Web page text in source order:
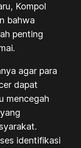
Kompol
bahwa
penting
agar para
dapat
mencegah
identifikasi